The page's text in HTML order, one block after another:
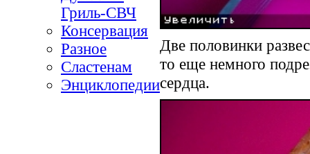
Гриль-СВЧ
Консервация
Разное
Сластенам
Энциклопедии
Две половинки
то еще немного
сердца.